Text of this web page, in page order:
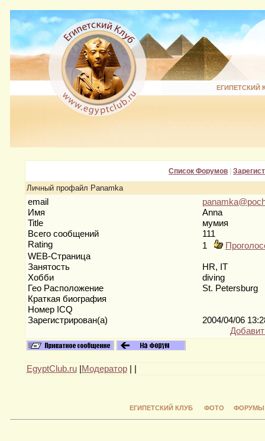
ЕГИПЕТСКИЙ
Список Форумов
Личный профайл Panamka
email
Имя
Anna
Title
мумия
Всего сообщений
111
Rating
1
WEB-Страница
Занятость
HR, IT
Хобби
diving
Гео Расположение
St. Petersburg
Краткая биография
Номер ICQ
Зарегистрирован(а)
2004/04/06
EgyptClub.ru| Модератор|
ЕГИПЕТСКИЙ КЛУБ ФОТО ФОРУМЫ